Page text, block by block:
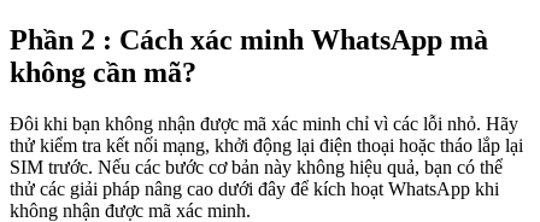
Phần 2 : Cách xác minh WhatsApp mà
không cần mã?
Đôi khi bạn không nhận được mã xác minh chỉ vì các lỗi nhỏ. Hãy
thử kiểm tra kết nối mạng, khởi động lại điện thoại hoặc tháo lắp lại
SIM trước. Nếu các bước cơ bản này không hiệu quả, bạn có thể
thử các giải pháp nâng cao dưới đây để kích hoạt WhatsApp khi
không nhận được mã xác minh.